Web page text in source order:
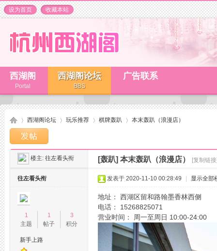
设为首页 收藏本站
西湖阁
Portal
西湖阁论坛
BBS
广告联系
»
西湖阁论坛
›
玩乐推荐 棋牌轰趴
›
本末轰趴（浪漫店）
楼主: 往左看头衔 [轰趴] 本末轰趴（浪漫店） [复制链
往左看头衔
1
主题
1
帖子
3
积分
新手上路
发表于 2020-11-10 00:28:49 显示全部
地址： 西湖区留和路翰墨香林西侧
电话： 15268825071
营业时间： 周一至周日 10:00-24:00